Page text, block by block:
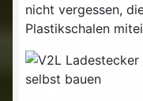
nicht vergessen,
Plastikschalen